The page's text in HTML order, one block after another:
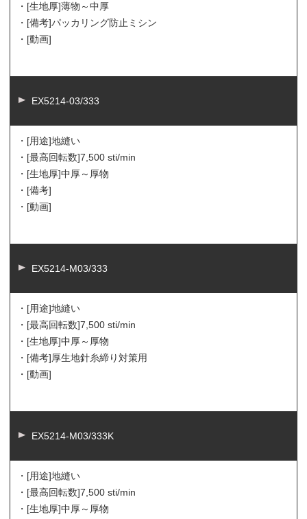
・[生地厚]薄物～中厚
・[備考]パッカリング防止ミシン
・[動画]
EX5214-03/333
・[用途]地縫い
・[最高回転数]7,500 sti/min
・[生地厚]中厚～厚物
・[備考]
・[動画]
EX5214-M03/333
・[用途]地縫い
・[最高回転数]7,500 sti/min
・[生地厚]中厚～厚物
・[備考]厚生地針糸締り対策用
・[動画]
EX5214-M03/333K
・[用途]地縫い
・[最高回転数]7,500 sti/min
・[生地厚]中厚～厚物